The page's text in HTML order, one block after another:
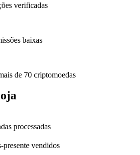
verificadas
baixas
de 70 criptomoedas
processadas
presente vendidos